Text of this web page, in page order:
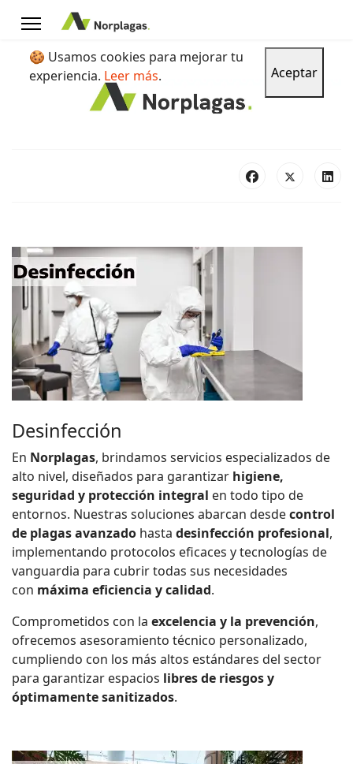
🍪 Usamos cookies para mejorar tu
experiencia. Leer más. Aceptar
Desinfección
En Norplagas, brindamos servicios especializados de
alto nivel, diseñados para garantizar higiene,
seguridad y protección integral en todo tipo de
entornos. Nuestras soluciones abarcan desdecontrol
de plagas avanzado hasta desinfección profesional,
implementando protocolos eficaces y tecnologías de
vanguardia para cubrir todas sus necesidades
con máxima eficiencia y calidad.
Comprometidos con la excelencia y la prevención,
ofrecemos asesoramiento técnico personalizado,
cumpliendo con los más altos estándares del sector
para garantizar espacios libres de riesgos y
óptimamente sanitizados.